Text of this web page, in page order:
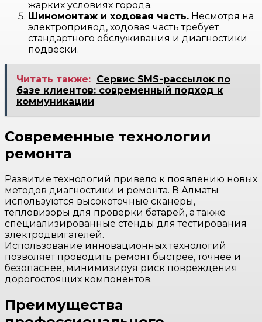
жарких условиях города.
Шиномонтаж и ходовая часть. Несмотря на
электропривод, ходовая часть требует
стандартного обслуживания и диагностики
подвески.
Читать также: Сервис SMS-рассылок по
базе клиентов: современный подход к
коммуникации
Современные технологии
ремонта
Развитие технологий привело к появлению новых
методов диагностики и ремонта. В Алматы
используются высокоточные сканеры,
тепловизоры для проверки батарей, а также
специализированные стенды для тестирования
электродвигателей.
Использование инновационных технологий
позволяет проводить ремонт быстрее, точнее и
безопаснее, минимизируя риск повреждения
дорогостоящих компонентов.
Преимущества